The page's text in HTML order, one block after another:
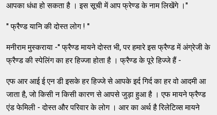
आपका धंधा हो सकता है । इस सूची में आप फ्रेण्ड के नाम लिखेंगे ।''
'' फ्रैण्ड यानि की दोस्त लोग ! ''
मनीराम मुस्कराया -'' फ्रैण्ड मायने दोस्त भी, पर हमारे इस फ्रैण्ड में अंग्रेजी के
फ्रैण्ड की स्पेलिंग का हर हिज्जा होता है । फ्रैण्ड के पूरे हिज्जे हैं -
एफ आर आई ई एन डी इसके हर हिज्जे से आपके इर्द गिर्द का हर वो आदमी आ
जाता है, जो किसी न किसी कारण से आपसे जुड़ा हुआ है । एफ मायने फ्रैण्ड
एंड फेमिली - दोस्त और परिवार के लोग । आर का अर्थ है रिलेटिव्स मायने